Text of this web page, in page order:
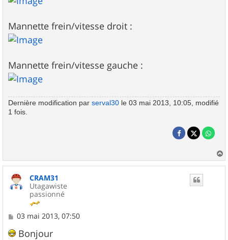
Mannette frein/vitesse droit :
Mannette frein/vitesse gauche :
Dernière modification par serval30 le 03 mai 2013, 10:05, modifié
1 fois.
a
CRAM31
Utagawiste
passionné
M
s
03 mai 2013, 07:50
Bonjour